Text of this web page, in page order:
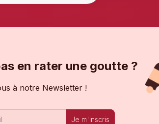
en rater une goutte ?
à notre Newsletter !
Je m'inscris